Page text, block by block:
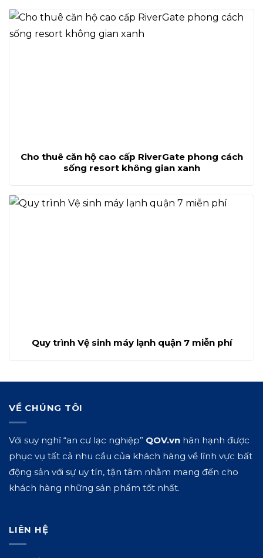
Cho thuê căn hộ cao cấp RiverGate phong cách
sống resort không gian xanh
Quy trình Vệ sinh máy lạnh quận 7 miễn phí
VỀ CHÚNG TÔI
Với suy nghĩ “an cư lạc nghiệp” QOV.vn hân hạnh được
phục vụ tất cả nhu cầu của khách hàng về lĩnh vực bất
động sản với sự uy tín, tận tâm nhằm mang đến cho
khách hàng những sản phẩm tốt nhất.
LIÊN HỆ